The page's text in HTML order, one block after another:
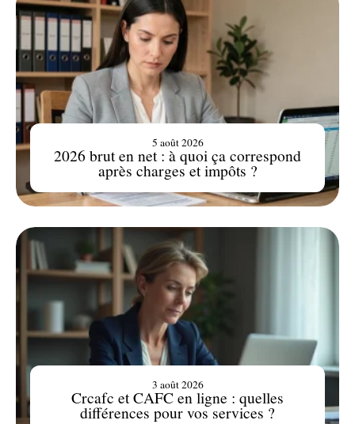
2026 brut en net : à quoi ça correspond
après charges et impôts ?
5 août 2026
Crcafc et CAFC en ligne : quelles
différences pour vos services ?
3 août 2026